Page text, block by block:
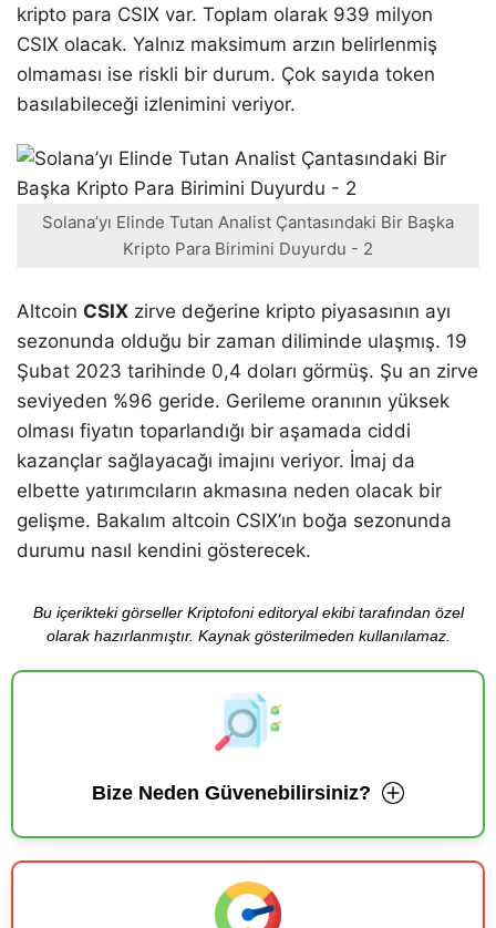
kripto para CSIX var. Toplam olarak 939 milyon
CSIX olacak. Yalnız maksimum arzın belirlenmiş
olmaması ise riskli bir durum. Çok sayıda token
basılabileceği izlenimini veriyor.
Solana’yı Elinde Tutan Analist Çantasındaki Bir Başka
Kripto Para Birimini Duyurdu - 2
Altcoin CSIX zirve değerine kripto piyasasının ayı
sezonunda olduğu bir zaman diliminde ulaşmış. 19
Şubat 2023 tarihinde 0,4 doları görmüş. Şu an zirve
seviyeden %96 geride. Gerileme oranının yüksek
olması fiyatın toparlandığı bir aşamada ciddi
kazançlar sağlayacağı imajını veriyor. İmaj da
elbette yatırımcıların akmasına neden olacak bir
gelişme. Bakalım altcoin CSIX’ın boğa sezonunda
durumu nasıl kendini gösterecek.
Bu içerikteki görseller Kriptofoni editoryal ekibi tarafından özel
olarak hazırlanmıştır. Kaynak gösterilmeden kullanılamaz.
Bize Neden Güvenebilirsiniz?